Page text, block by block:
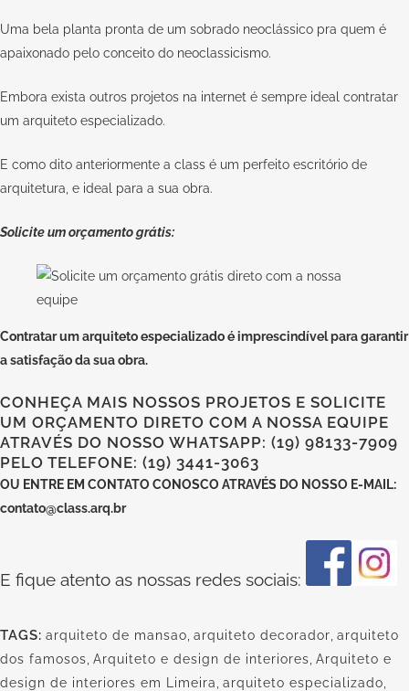
Uma bela planta pronta de um sobrado neoclássico pra quem é
apaixonado pelo conceito do neoclassicismo.
Embora exista outros projetos na internet é sempre ideal contratar
um arquiteto especializado.
E como dito anteriormente a class é um perfeito escritório de
arquitetura, e ideal para a sua obra.
Solicite um orçamento grátis:
Contratar um arquiteto especializadoé imprescindível para garantir
a satisfação da sua obra.
CONHEÇA MAIS NOSSOS PROJETOS E SOLICITE
UM ORÇAMENTO DIRETO COM A NOSSA EQUIPE
ATRAVÉS DO NOSSO WHATSAPP: (19) 98133-7909
PELO TELEFONE: (19) 3441-3063
OU ENTRE EM CONTATO CONOSCOATRAVÉS DO NOSSO E-MAIL:
contato@class.arq.br
E fique atento as nossas redes sociais:
TAGS: arquiteto de mansao arquiteto decorador arquiteto
dos famosos Arquiteto e design de interiores Arquiteto e
design de interiores em Limeira arquiteto especializado